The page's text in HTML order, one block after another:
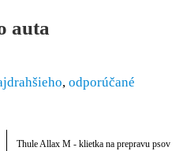
auta
, odporúčané
Thule Allax M - klietka na prepravu psov